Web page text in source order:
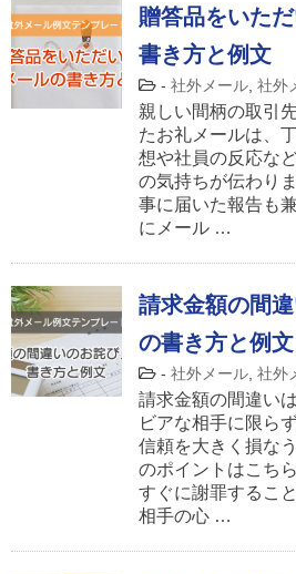
贈答品をいた
書き方と例文
- 社外メール 社外
親しい間柄の取引
たお礼メールは、
想や社員の反応な
の気持ちが伝わり
事に届いた報告も
にメール …
請求金額の間
の書き方と例文
- 社外メール 社外
請求金額の間違い
ビアな相手に限ら
信頼を大きく損な
のポイントはこち
すぐに謝罪するこ
相手の心 …